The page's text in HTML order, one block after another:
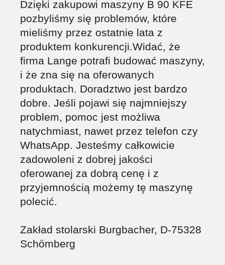
Dzięki zakupowi maszyny B 90 KFE
pozbyliśmy się problemów, które
mieliśmy przez ostatnie lata z
produktem konkurencji.Widać, że
firma Lange potrafi budować maszyny,
i że zna się na oferowanych
produktach. Doradztwo jest bardzo
dobre. Jeśli pojawi się najmniejszy
problem, pomoc jest możliwa
natychmiast, nawet przez telefon czy
WhatsApp. Jesteśmy całkowicie
zadowoleni z dobrej jakości
oferowanej za dobrą cenę i z
przyjemnością możemy tę maszynę
polecić.
Zakład stolarski Burgbacher, D-75328
Schömberg